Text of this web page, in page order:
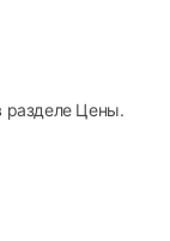
разделе Цены.